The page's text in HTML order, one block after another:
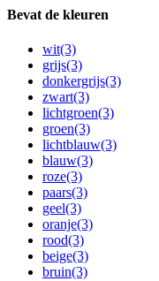
Bevat de kleuren
wit(3)
grijs(3)
donkergrijs(3)
zwart(3)
lichtgroen(3)
groen(3)
lichtblauw(3)
blauw(3)
roze(3)
paars(3)
geel(3)
oranje(3)
rood(3)
beige(3)
bruin(3)